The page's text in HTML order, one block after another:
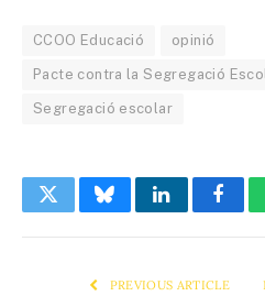
CCOO Educació opinió
Pacte contra la Segregació
Segregació escolar
TwitterBlueskyLinkedIn
PREVIOUS ARTICLE